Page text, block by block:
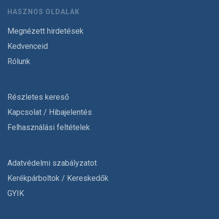
HASZNOS OLDALAK
Megnézett hirdetések
Kedvenceid
Rólunk
Részletes kereső
Kapcsolat / Hibajelentés
Felhasználási feltételek
Adatvédelmi szabályzatot
Kerékpárboltok / Kereskedők
GYIK